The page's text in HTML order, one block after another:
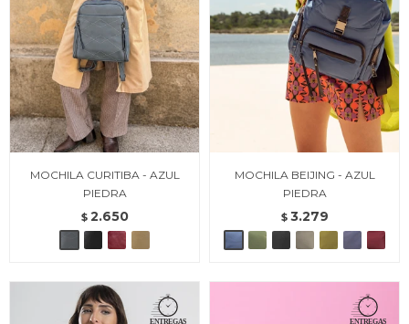
MOCHILA CURITIBA - AZUL
PIEDRA
$ 2.650
MOCHILA BEIJING - AZUL
PIEDRA
$ 3.279